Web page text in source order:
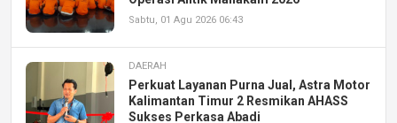
Sabtu, 01 Agu 2026 06:43
DAERAH
Perkuat Layanan Purna Jual, Astra Motor
Kalimantan Timur 2 Resmikan AHASS
Sukses Perkasa Abadi